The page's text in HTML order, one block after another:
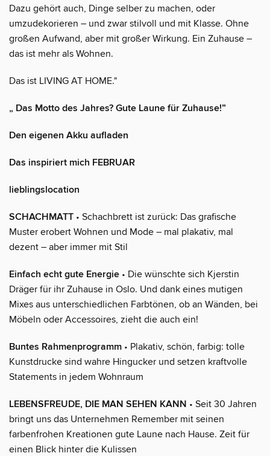
Dazu gehört auch, Dinge selber zu machen, oder
umzudekorieren – und zwar stilvoll und mit Klasse. Ohne
großen Aufwand, aber mit großer Wirkung. Ein Zuhause –
das ist mehr als Wohnen.
Das ist LIVING AT HOME."
„ Das Motto des Jahres? Gute Laune für Zuhause!”
Den eigenen Akku aufladen
Das inspiriert mich FEBRUAR
lieblingslocation
SCHACHMATT • Schachbrett ist zurück: Das grafische
Muster erobert Wohnen und Mode – mal plakativ, mal
dezent – aber immer mit Stil
Einfach echt gute Energie • Die wünschte sich Kjerstin
Dräger für ihr Zuhause in Oslo. Und dank eines mutigen
Mixes aus unterschiedlichen Farbtönen, ob an Wänden, bei
Möbeln oder Accessoires, zieht die auch ein!
Buntes Rahmenprogramm • Plakativ, schön, farbig: tolle
Kunstdrucke sind wahre Hingucker und setzen kraftvolle
Statements in jedem Wohnraum
LEBENSFREUDE, DIE MAN SEHEN KANN • Seit 30 Jahren
bringt uns das Unternehmen Remember mit seinen
farbenfrohen Kreationen gute Laune nach Hause. Zeit für
einen Blick hinter die Kulissen